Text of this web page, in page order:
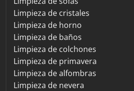
Limpieza de cristales
Limpieza de horno
Limpieza de baños
Limpieza de colchones
Limpieza de primavera
Limpieza de alfombras
Limpieza de nevera